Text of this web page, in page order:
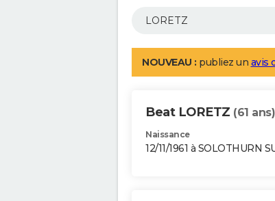
NOUVEAU : publiez un avis
Beat LORETZ (61 ans)
Naissance
12/11/1961 à SOLOTHURN